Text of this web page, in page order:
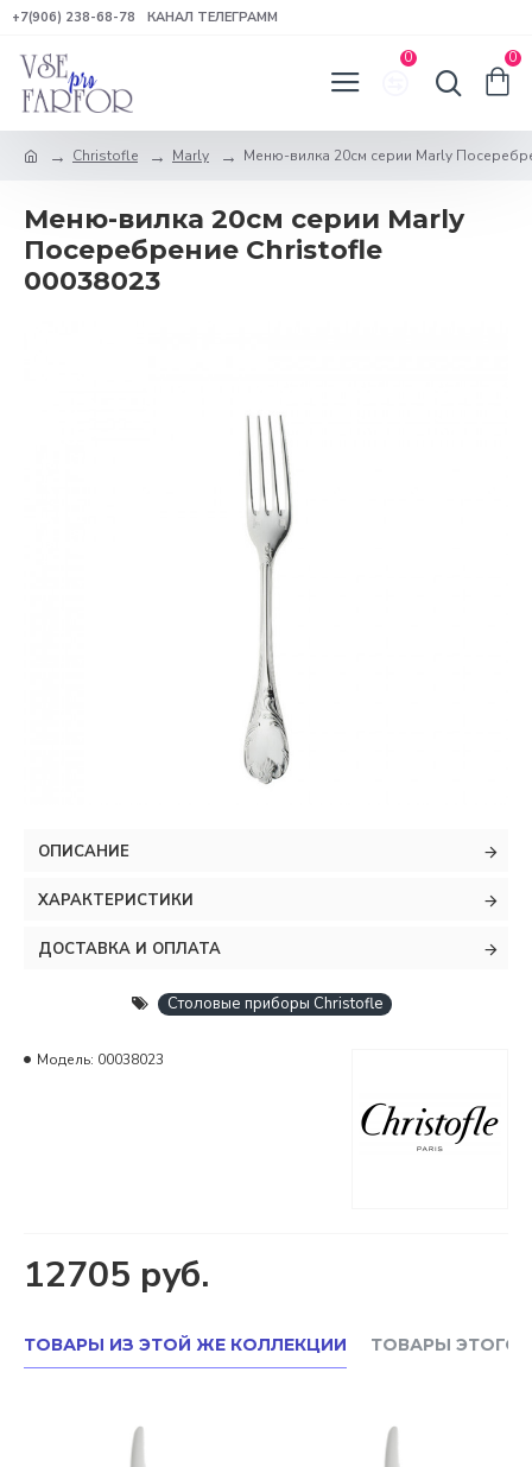
+7(906) 238-68-78 КАНАЛ ТЕЛЕГРАММ
0 0
Christofle Marly Меню-вилка 20см серии Marly
Меню-вилка 20см серии Marly
Посеребрение Christofle
00038023
ОПИСАНИЕ
ХАРАКТЕРИСТИКИ
ДОСТАВКА И ОПЛАТА
Столовые приборы Christofle
12705 руб.
Модель: 00038023
ТОВАРЫ ИЗ ЭТОЙ ЖЕ КОЛЛЕКЦИИ ТОВАРЫ ЭТОГО